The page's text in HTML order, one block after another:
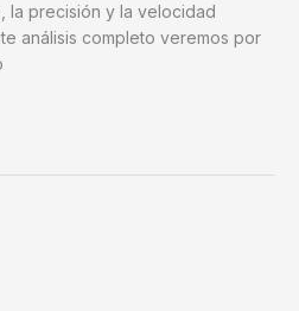
la precisión y la velocidad
análisis completo veremos por